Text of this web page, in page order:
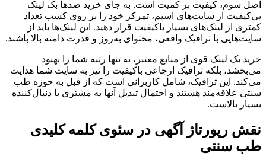
اصل سوم، کیفیت بر کمیت است. به جای خرید صدها بک لینک
بی‌کیفیت از سایت‌های اسپم، تمرکز خود را بر روی کسب تعداد
کمتری از لینک‌های بسیار باکیفیت قرار دهید. این لینک‌ها باید از
سایت‌هایی با ترافیک واقعی، محتوای به‌روز و قدرت دامنه بالا باشند.
خرید بک لینک قوی از منابع معتبر، نه تنها رتبه شما را بهبود
می‌بخشد، بلکه ترافیک ارجاعی باکیفیت را نیز به سایت شما هدایت
می‌کند. این ترافیک، شامل کاربرانی است که از قبل به حوزه طب
سنتی علاقه‌مند هستند و احتمال تبدیل آنها به مشتری یا دنبال‌کننده
بسیار بالاست.
نقش رپورتاژ آگهی در سئوی کلمه کلیدی
طب سنتی